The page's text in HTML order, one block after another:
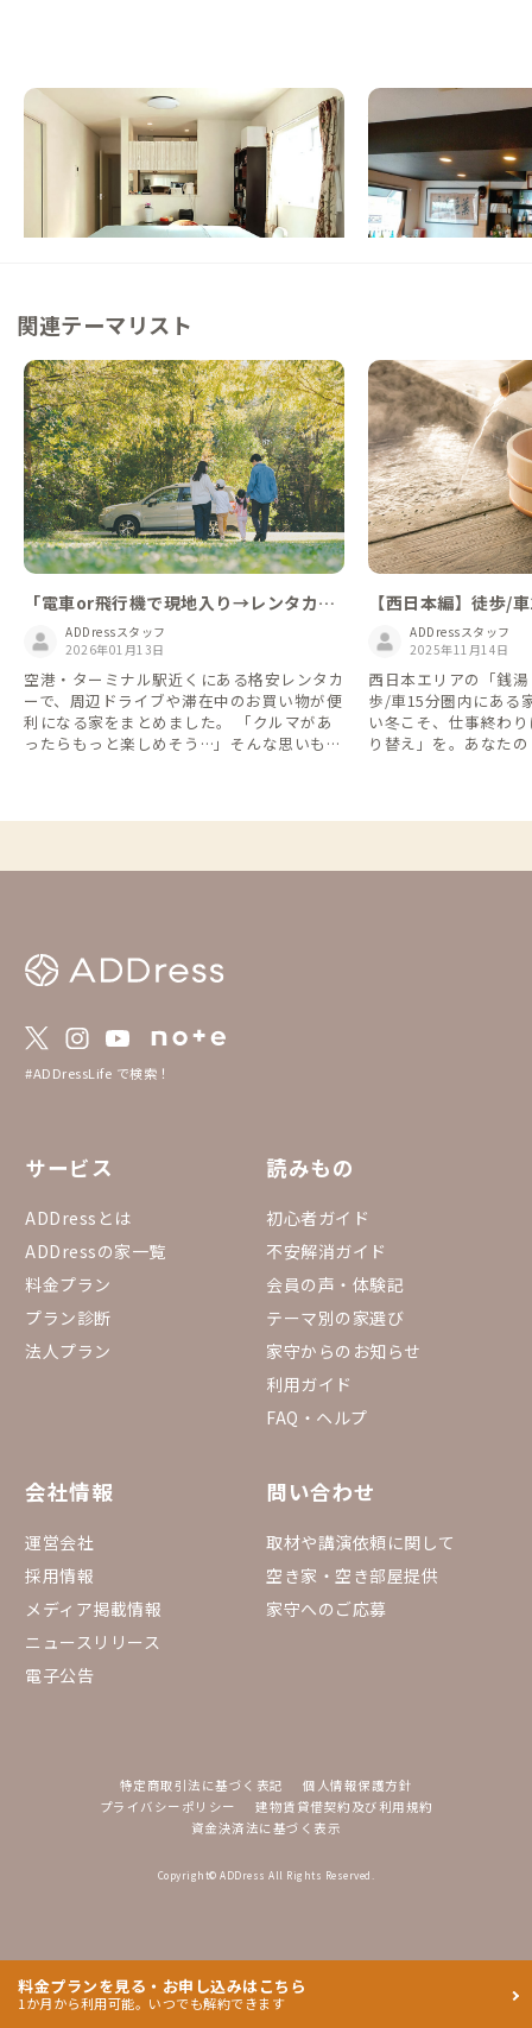
糸島A邸
【福岡空港/博多駅から60分圏内】元会員家
守がADDressのために作った家
この家からの距離 4km
佐賀A邸
佐賀県 ゲストハウス
【駅徒歩5分】国際交
一会の出会いを
この家からの距離 36km
関連テーマリスト
「電車or飛行機で現地入り→レンタカー
で周遊」が便利！移動費を抑える格安レ
ンタカー特集🚗
ADDressスタッフ
2026年01月13日
空港・ターミナル駅近くにある格安レンタカ
ーで、周辺ドライブや滞在中のお買い物が便
利になる家をまとめました。 「クルマがあ
ったらもっと楽しめそう…」そんな思いも、
の家を抜粋しています。詳しくは各レンタカ
年4月時点のものになります
【西日本編】徒歩/
がある家ADDressスタッフ
2025年11月14日
西日本エリアの「銭
歩/車15分圏内にある
い冬こそ、仕事終わ
り替え」を。あなた
#ADDressLife で検索！
サービス
ADDressとは
ADDressの家一覧
料金プラン
プラン診断
法人プラン
読みもの
初心者ガイド
不安解消ガイド
会員の声・体験記
テーマ別の家選び
家守からのお知らせ
利用ガイド
FAQ・ヘルプ
会社情報
運営会社
採用情報
メディア掲載情報
ニュースリリース
電子公告
問い合わせ
取材や講演依頼に関して
空き家・空き部屋提供
家守へのご応募
特定商取引法に基づく表記
個人情報保護方針
プライバシーポリシー
建物賃貸借契約及び利用規約
資金決済法に基づく表示
Copyright© ADDress All Rights Reserved.
料金プランを見る・お申し込みはこちら
1か月から利用可能。いつでも解約できます